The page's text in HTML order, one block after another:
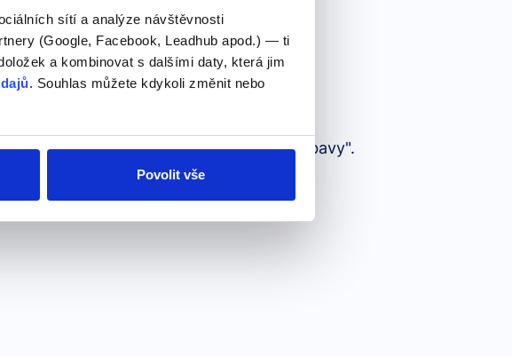
sítí a analýze návštěvnosti
(Google, Facebook, Leadhub apod.) — ti
a kombinovat s dalšími daty, která jim
. Souhlas můžete kdykoli změnit nebo
Povolit vše
obavám nebo stresu.
zač", "to je v pořádku" nebo "neměj obavy".